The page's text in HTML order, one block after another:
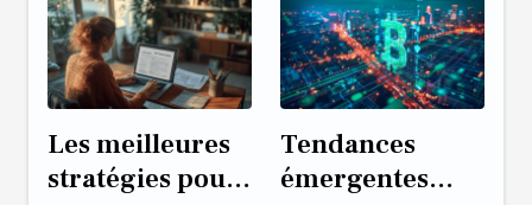
Les meilleures
stratégies pour
Tendances
émergentes